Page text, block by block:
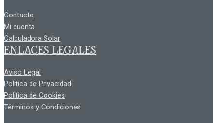
Contacto
Mi cuenta
Calculadora Solar
ENLACES LEGALES
Aviso Legal
Política de Privacidad
Política de Cookies
Términos y Condiciones